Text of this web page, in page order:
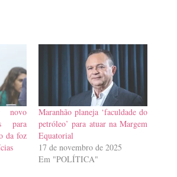
novo
para
da foz
Maranhão planeja ‘faculdade do
petróleo’ para atuar na Margem
Equatorial
17 de novembro de 2025
Em "POLÍTICA"